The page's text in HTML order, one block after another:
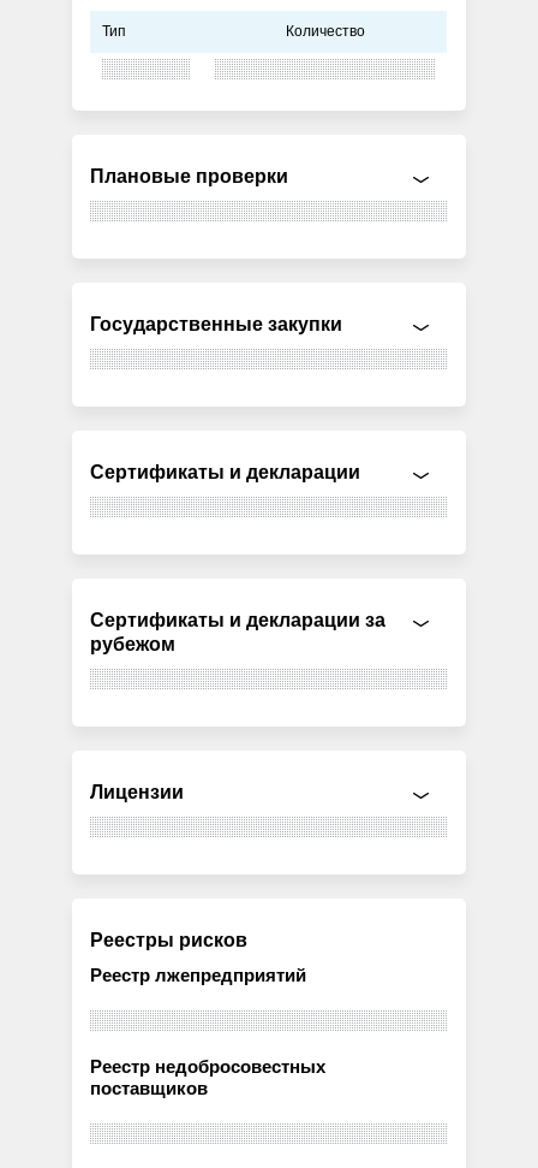
Тип Количество
Плановые проверки
Государственные закупки
Сертификаты и декларации
Сертификаты и декларации за
рубежом
Лицензии
Реестры рисков
Реестр лжепредприятий
Реестр недобросовестных
поставщиков